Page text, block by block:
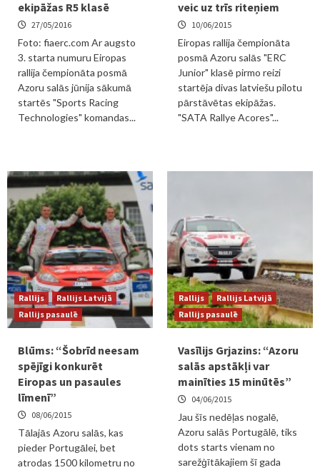
ekipāžas R5 klasē
27/05/2016
Foto: fiaerc.com Ar augsto
3. starta numuru Eiropas
rallija čempionāta posmā
Azoru salās jūnija sākumā
startēs "Sports Racing
Technologies" komandas...
veic uz trīs riteņiem
10/06/2015
Eiropas rallija čempionāta
posmā Azoru salās "ERC
Junior" klasē pirmo reizi
startēja divas latviešu pilotu
pārstāvētas ekipāžas.
"SATA Rallye Acores"...
Rallijs
Rallijs Latvijā
Rallijs pasaulē
Blūms: “Šobrīd neesam
spējīgi konkurēt
Eiropas un pasaules
līmenī”
08/06/2015
Tālajās Azoru salās, kas
pieder Portugālei, bet
atrodas 1500 kilometru no
Rallijs
Rallijs Latvijā
Rallijs pasaulē
Vasīlijs Grjazins: “Azoru
salās apstākļi var
mainīties 15 minūtēs”
04/06/2015
Jau šīs nedēļas nogalē,
Azoru salās Portugālē, tiks
dots starts vienam no
sarežģītākajiem šī gada